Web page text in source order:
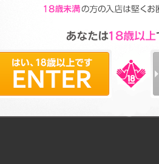
ペーパーショーツTバッ
参考上代: 1,000円(税抜)
業務用 白バ
参考上代: